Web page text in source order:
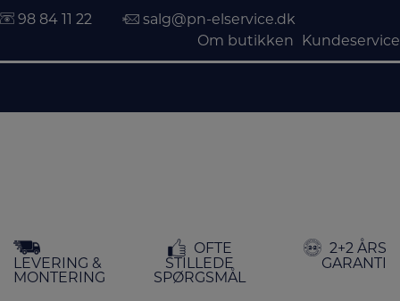
indholdet
98 84 11 22
salg@pn-elservice.dk
Om butikken
Kundeservice
LEVERING &
MONTERING
OFTE
STILLEDE
SPØRGSMÅL
2+2 ÅRS
GARANTI